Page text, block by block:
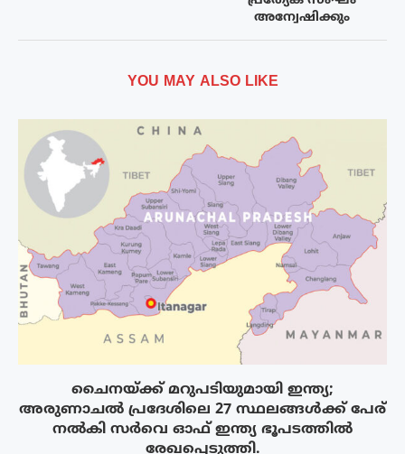
അന്വേഷിക്കും
YOU MAY ALSO LIKE
ചൈനയ്ക്ക് മറുപടിയുമായി ഇന്ത്യ;
അരുണാചൽ പ്രദേശിലെ 27 സ്ഥലങ്ങൾക്ക് പേര്
നൽകി സർവെ ഓഫ് ഇന്ത്യ ഭൂപടത്തിൽ
രേഖപ്പെടുത്തി.